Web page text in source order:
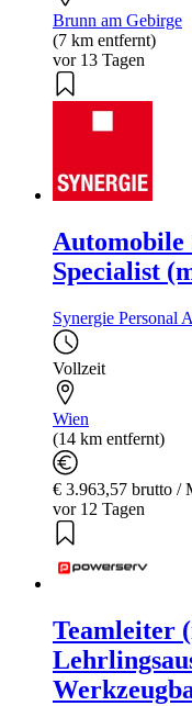
Brunn am Gebirge
(7 km entfernt)
vor 13 Tagen
Automobile
Specialist
Synergie Personal
Vollzeit
Wien
(14 km entfernt)
€ 3.963,57 brutto /
vor 12 Tagen
Teamleiter